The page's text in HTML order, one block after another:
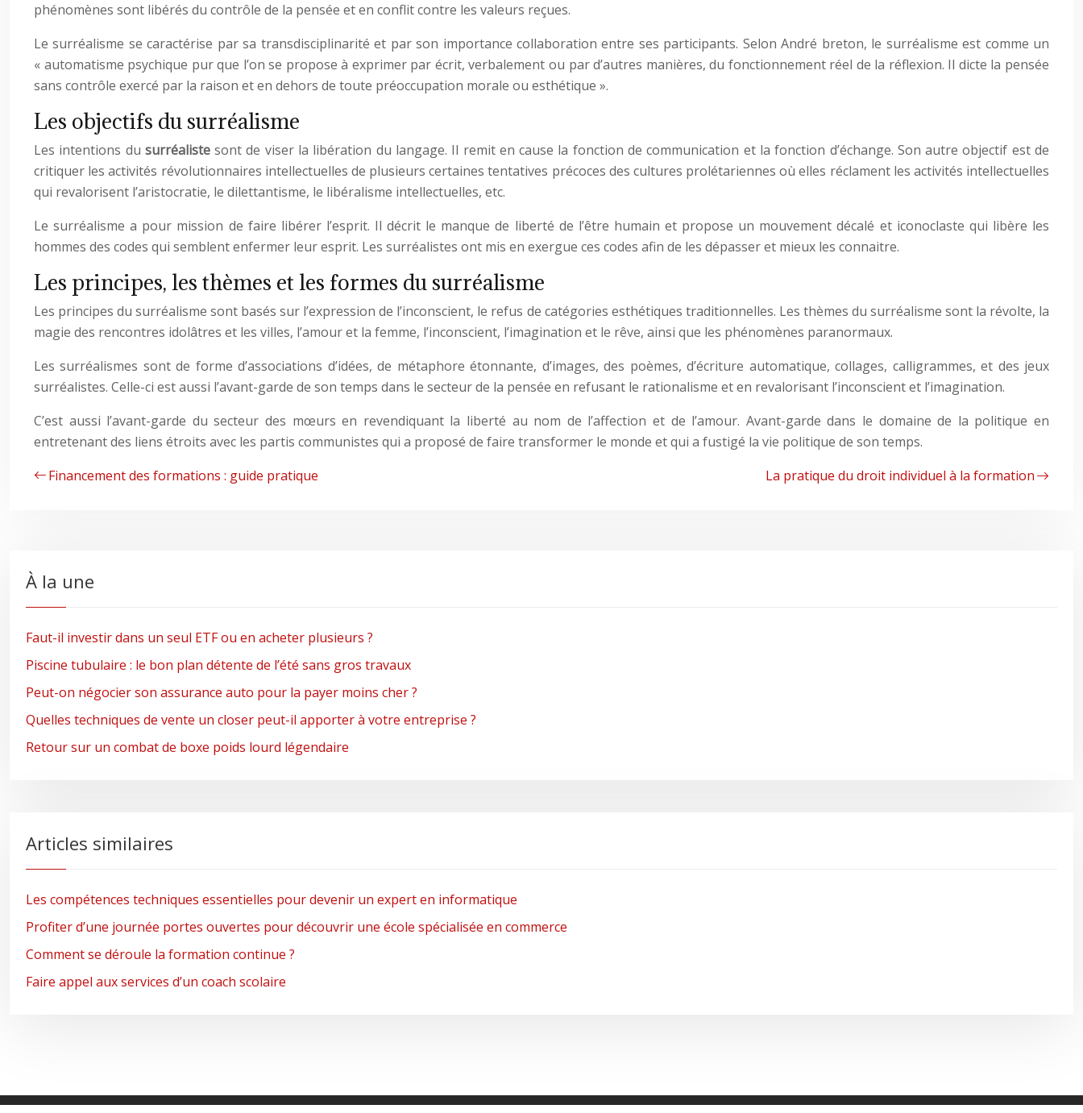
phénomènes sont libérés du contrôle de la pensée et en conflit contre les valeurs reçues.
Le surréalisme se caractérise par sa transdisciplinarité et par son importance collaboration entre ses participants. Selon André breton, le surréalisme est comme un
« automatisme psychique pur que l’on se propose à exprimer par écrit, verbalement ou par d’autres manières, du fonctionnement réel de la réflexion. Il dicte la pensée
sans contrôle exercé par la raison et en dehors de toute préoccupation morale ou esthétique ».
Les objectifs du surréalisme
Les intentions du surréalistesont de viser la libération du langage. Il remit en cause la fonction de communication et la fonction d’échange. Son autre objectif est de
critiquer les activités révolutionnaires intellectuelles de plusieurs certaines tentatives précoces des cultures prolétariennes où elles réclament les activités intellectuelles
qui revalorisent l’aristocratie, le dilettantisme, le libéralisme intellectuelles, etc.
Le surréalisme a pour mission de faire libérer l’esprit. Il décrit le manque de liberté de l’être humain et propose un mouvement décalé et iconoclaste qui libère les
hommes des codes qui semblent enfermer leur esprit. Les surréalistes ont mis en exergue ces codes afin de les dépasser et mieux les connaitre.
Les principes, les thèmes et les formes du surréalisme
Les principes du surréalisme sont basés sur l’expression de l’inconscient, le refus de catégories esthétiques traditionnelles. Les thèmes du surréalisme sont la révolte, la
magie des rencontres idolâtres et les villes, l’amour et la femme, l’inconscient, l’imagination et le rêve, ainsi que les phénomènes paranormaux.
Les surréalismes sont de forme d’associations d’idées, de métaphore étonnante, d’images, des poèmes, d’écriture automatique, collages, calligrammes, et des jeux
surréalistes. Celle-ci est aussi l’avant-garde de son temps dans le secteur de la pensée en refusant le rationalisme et en revalorisant l’inconscient et l’imagination.
C’est aussi l’avant-garde du secteur des mœurs en revendiquant la liberté au nom de l’affection et de l’amour. Avant-garde dans le domaine de la politique en
entretenant des liens étroits avec les partis communistes qui a proposé de faire transformer le monde et qui a fustigé la vie politique de son temps.
Financement des formations : guide pratique
La pratique du droit individuel à la formation
À la une
Faut-il investir dans un seul ETF ou en acheter plusieurs ?
Piscine tubulaire : le bon plan détente de l’été sans gros travaux
Peut-on négocier son assurance auto pour la payer moins cher ?
Quelles techniques de vente un closer peut-il apporter à votre entreprise ?
Retour sur un combat de boxe poids lourd légendaire
Articles similaires
Les compétences techniques essentielles pour devenir un expert en informatique
Profiter d’une journée portes ouvertes pour découvrir une école spécialisée en commerce
Comment se déroule la formation continue ?
Faire appel aux services d’un coach scolaire